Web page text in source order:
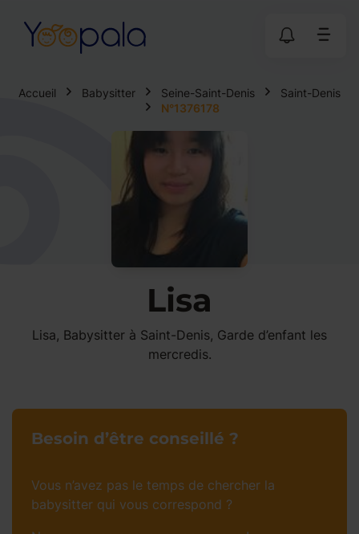
Accueil Babysitter Seine-Saint-Denis
Saint-Denis
N°1376178
Lisa
Lisa, Babysitter à Saint-Denis, Garde d’enfant les
mercredis.
Besoin d’être conseillé ?
Vous n’avez pas le temps de chercher la
babysitter qui vous correspond ?